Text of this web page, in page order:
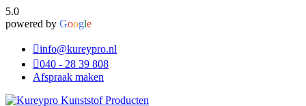
5.0
powered by Google
info@kureypro.nl
040 - 28 39 808
Afspraak maken